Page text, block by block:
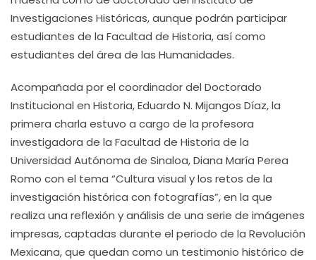
Investigaciones Históricas, aunque podrán participar
estudiantes de la Facultad de Historia, así como
estudiantes del área de las Humanidades.
Acompañada por el coordinador del Doctorado
Institucional en Historia, Eduardo N. Mijangos Díaz, la
primera charla estuvo a cargo de la profesora
investigadora de la Facultad de Historia de la
Universidad Autónoma de Sinaloa, Diana María Perea
Romo con el tema “Cultura visual y los retos de la
investigación histórica con fotografías”, en la que
realiza una reflexión y análisis de una serie de imágenes
impresas, captadas durante el periodo de la Revolución
Mexicana, que quedan como un testimonio histórico de